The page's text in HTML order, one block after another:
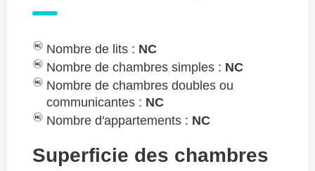
Nombre de lits : NC
Nombre de chambres simples : NC
Nombre de chambres doubles ou
communicantes : NC
Nombre d'appartements : NC
Superficie des chambres